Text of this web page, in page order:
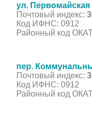
ул. Первомайская
Почтовый индекс:
Код ИФНС: 0912
Районный код
пер.
Почтовый индекс:
Код ИФНС: 0912
Районный код